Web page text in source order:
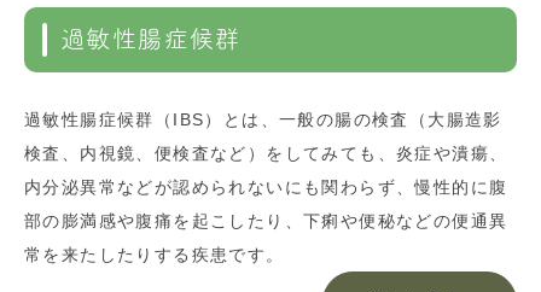
過敏性腸症候群
過敏性腸症候群（IBS）とは、一般の腸の検査（大腸造影
検査、内視鏡、便検査など）をしてみても、炎症や潰瘍、
内分泌異常などが認められないにも関わらず、慢性的に腹
部の膨満感や腹痛を起こしたり、下痢や便秘などの便通異
常を来たしたりする疾患です。